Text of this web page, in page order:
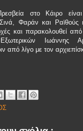
στο Κάιρο
Φαράν και
και παρακολουθεί
Ιωάννης
από λίγο με τον